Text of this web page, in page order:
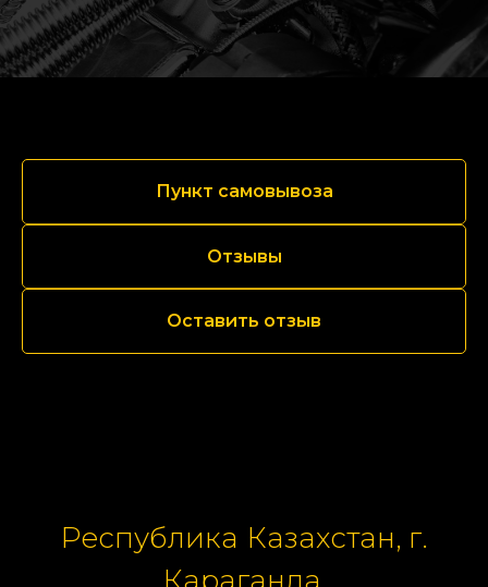
Пункт самовывоза
Отзывы
Оставить отзыв
Республика Казахстан, г.